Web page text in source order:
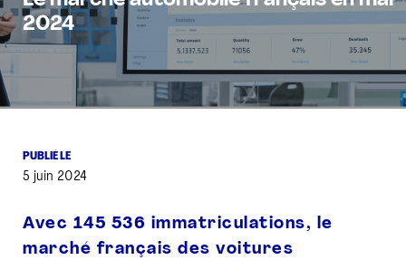
ADHÉRENTS
ACTUALITÉS
PRESSE
2024
PUBLIÉ LE
5 juin 2024
Avec 145 536 immatriculations, le
marché français des voitures